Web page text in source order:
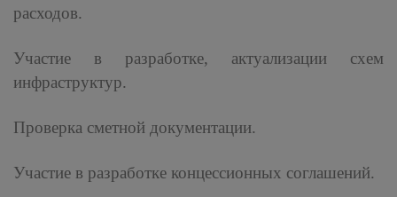
расходов.
Участие в разработке, актуализации схем
инфраструктур.
Проверка сметной документации.
Участие в разработке концессионных соглашений.